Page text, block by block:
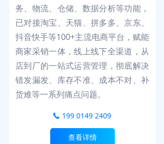
务、物流、仓储、数据分析等功能，
已对接淘宝、天猫、拼多多、京东、
抖音快手等100+主流电商平台，赋能
商家采销一体，线上线下全渠道，从
店到厂的一站式运营管理，彻底解决
错发漏发、库存不准、成本不对、补
货难等一系列痛点问题。
끅 199 0149 2409
查看详情